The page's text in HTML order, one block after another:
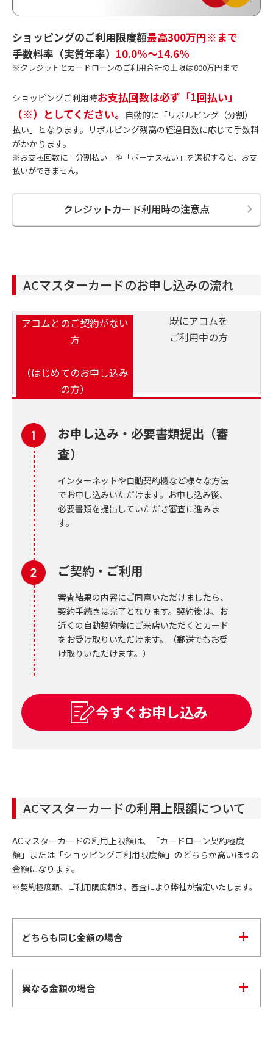
ショッピングのご利用限度額最高300万円※まで
手数料率（実質年率） 10.0%～14.6%
※クレジットとカードローンのご利用合計の上限は800万円まで
ショッピングご利用時お支払回数は必ず「1回払い」
（※）としてください。 自動的に「リボルビング（分割）
払い」となります。リボルビング残高の経過日数に応じて手数料
がかかります。
※お支払回数に「分割払い」や「ボーナス払い」を選択すると、お支
払いができません。
クレジットカード利用時の注意点
ACマスターカードのお申し込みの流れ
アコムとのご契約がない
方
（はじめてのお申し込み
の方）
既にアコムを
ご利用中の方
お申し込み・必要書類提出（審
査）
インターネットや自動契約機など様々な方法
でお申し込みいただけます。お申し込み後、
必要書類を提出していただき審査に進みま
す。
ご契約・ご利用
審査結果の内容にご同意いただけましたら、
契約手続きは完了となります。契約後は、お
近くの自動契約機にご来店いただくとカード
をお受け取りいただけます。（郵送でもお受
け取りいただけます。）
今すぐお申し込み
ACマスターカードの利用上限額について
ACマスターカードの利用上限額は、「カードローン契約極度
額」または「ショッピングご利用限度額」のどちらか高いほうの
金額になります。
※契約極度額、ご利用限度額は、審査により弊社が指定いたします。
どちらも同じ金額の場合
異なる金額の場合